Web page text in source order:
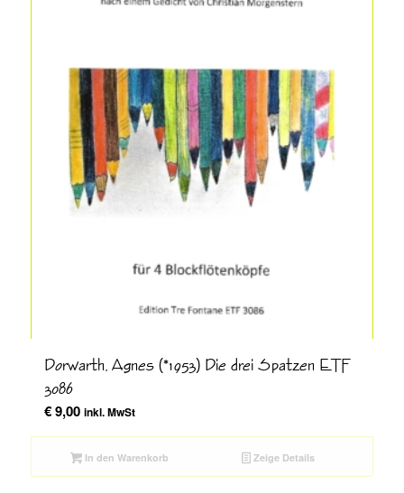
Dorwarth, Agnes (*1953) Die drei Spatzen ETF
3086
€9,00 inkl. MwSt
In den Warenkorb Zeige Details